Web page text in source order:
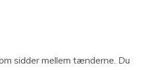
sidder mellem tænderne. Du